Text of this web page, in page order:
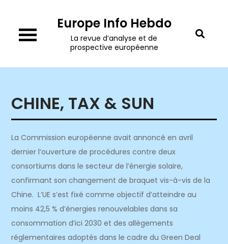
content
Europe Info Hebdo
La revue d’analyse et de
prospective européenne
CHINE, TAX & SUN
La Commission européenne avait annoncé en avril
dernier l’ouverture de procédures contre deux
consortiums dans le secteur de l’énergie solaire,
confirmant son changement de braquet vis-à-vis de la
Chine. L’UE s’est fixé comme objectif d’atteindre au
moins 42,5 % d’énergies renouvelables dans sa
consommation d’ici 2030 et des allègements
réglementaires adoptés dans le cadre du Green Deal